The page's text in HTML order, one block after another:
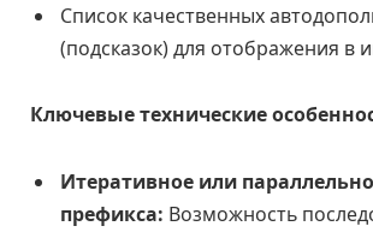
Список качественных
(подсказок) для отображения в
Ключевые технические
Итеративное или
префикса: Возможность